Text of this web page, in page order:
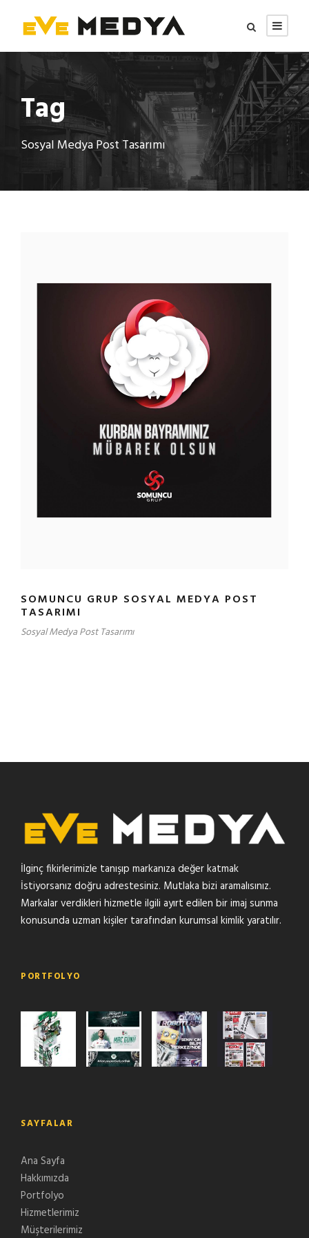
Tag
Sosyal Medya Post Tasarımı
SOMUNCU GRUP SOSYAL MEDYA POST
TASARIMI
Sosyal Medya Post Tasarımı
İlginç fikirlerimizle tanışıp markanıza değer katmak
İstiyorsanız doğru adrestesiniz. Mutlaka bizi aramalısınız.
Markalar verdikleri hizmetle ilgili ayırt edilen bir imaj sunma
konusunda uzman kişiler tarafından kurumsal kimlik yaratılır.
PORTFOLYO
SAYFALAR
Ana Sayfa
Hakkımızda
Portfolyo
Hizmetlerimiz
Müşterilerimiz